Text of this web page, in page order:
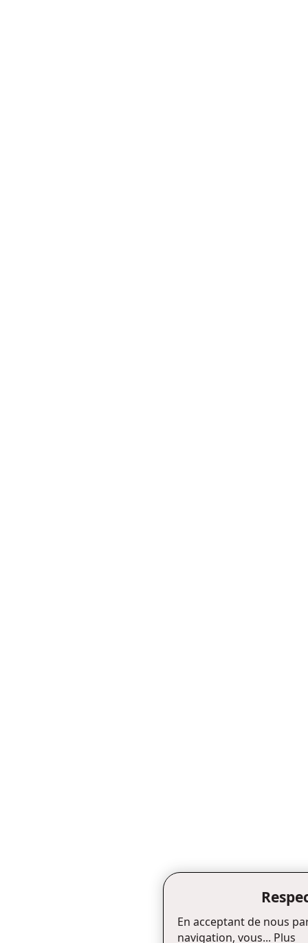
En acceptant de nous
navigation, vous... Plus